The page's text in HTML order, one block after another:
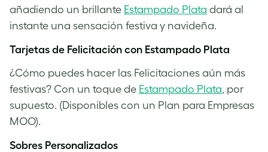
añadiendo un brillante Estampado Plata dará al
instante una sensación festiva y navideña.
Tarjetas de Felicitación con Estampado Plata
¿Cómo puedes hacer las Felicitaciones aún más
festivas? Con un toque de Estampado Plata, por
supuesto. (Disponibles con un Plan para Empresas
MOO).
Sobres Personalizados